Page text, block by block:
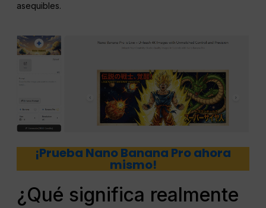
asequibles.
¡Prueba Nano Banana Pro ahora
mismo!
¿Qué significa realmente